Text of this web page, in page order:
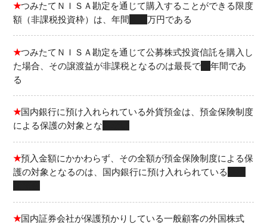
★つみたてＮＩＳＡ勘定を通じて購入することができる限度
額（非課税投資枠）は、年間
万円である
★つみたてＮＩＳＡ勘定を通じて公募株式投資信託を購入し
た場合、その譲渡益が非課税となるのは最長で20 年間であ
る
★国内銀行に預け入れられている外貨預金は、預金保険制度
による保護の対象とな
★預入金額にかかわらず、その全額が預金保険制度による保
護の対象となるのは、国内銀行に預け入れられている
★国内証券会社が保護預かりしている一般顧客の外国株式